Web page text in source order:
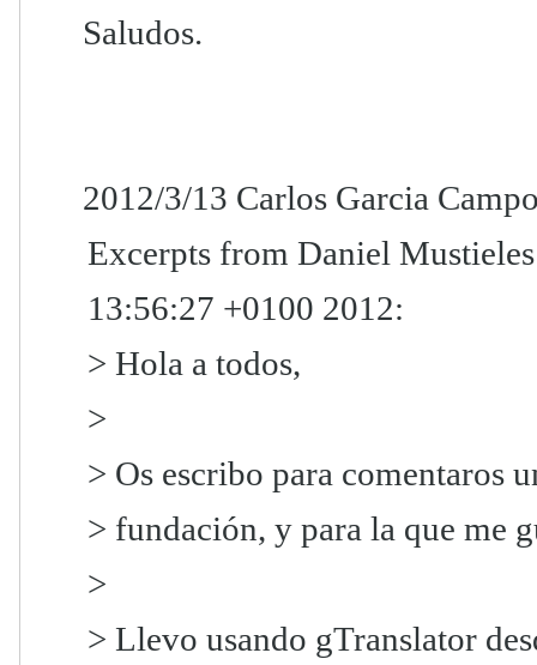
Saludos.
2012/3/13 Carlos Garcia
Excerpts from Daniel
13:56:27 +0100 2012:
> Hola a todos,
>
> Os escribo para comentaros
> fundación, y para la que me
>
> Llevo usando gTranslator